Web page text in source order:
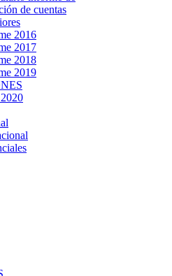
de cuentas
2016
2017
2018
2019